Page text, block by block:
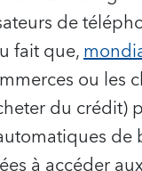
de
fait que,
ou les
du crédit)
de